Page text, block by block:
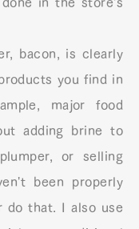
bacon, is clearly
you find in
major food
adding brine to
or selling
been properly
do that. I also use